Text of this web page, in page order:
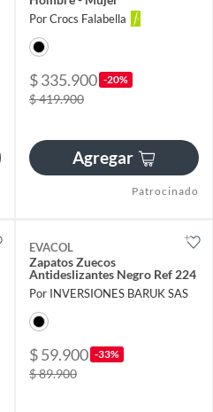
Por Crocs Falabella
$ 335.900 -20%
$ 419.900
Agregar
Patrocinado
EVACOL
Zapatos Zuecos
Antideslizantes Negro Ref 224
Por INVERSIONES BARUK SAS
$ 59.900 -33%
$ 89.900